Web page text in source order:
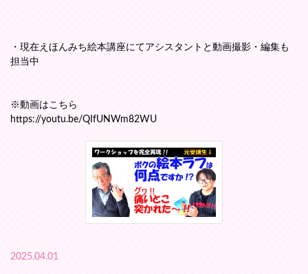
・現在えほんみち絵本講座にてアシスタントと動画撮影・編集も
担当中
※動画はこちら
https://youtu.be/QIfUNWm82WU
2025.04.01